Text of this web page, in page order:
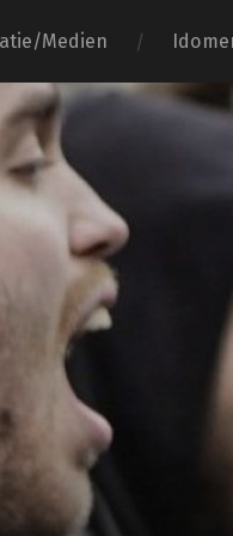
Medien